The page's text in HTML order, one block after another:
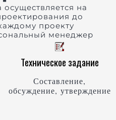
осуществляется на
до
проекту
менеджер
Техническое задание
Составление,
обсуждение, утверждение